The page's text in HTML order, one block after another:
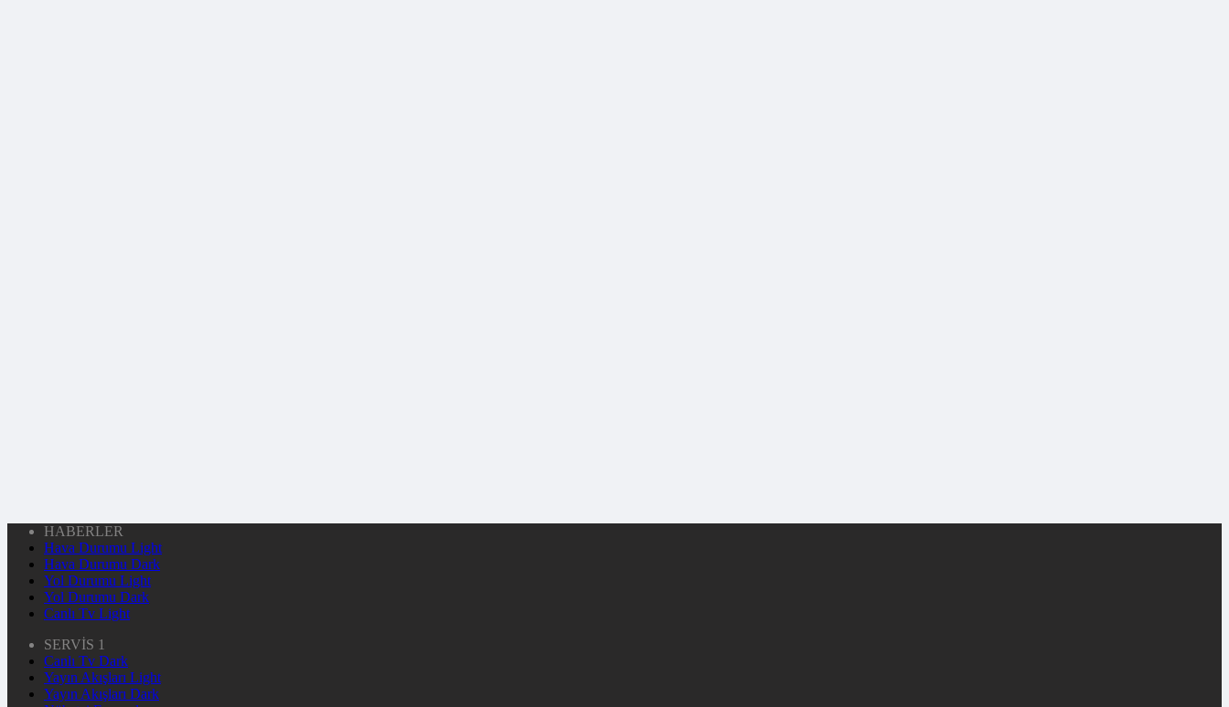
HABERLER
Hava Durumu Light
Hava Durumu Dark
Yol Durumu Light
Yol Durumu Dark
Canlı Tv Light
SERVİS 1
Canlı Tv Dark
Yayın Akışları Light
Yayın Akışları Dark